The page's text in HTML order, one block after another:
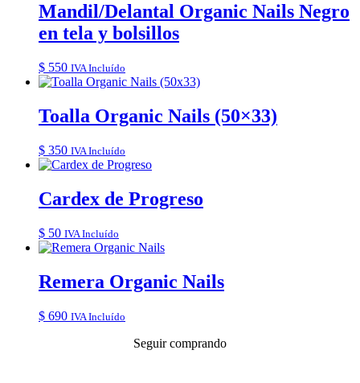
Mandil/Delantal Organic Nails Negro
en tela y bolsillos
$ 550 IVA Incluído
Toalla Organic Nails (50×33)
$ 350 IVA Incluído
Cardex de Progreso
$ 50 IVA Incluído
Remera Organic Nails
$ 690 IVA Incluído
Seguir comprando